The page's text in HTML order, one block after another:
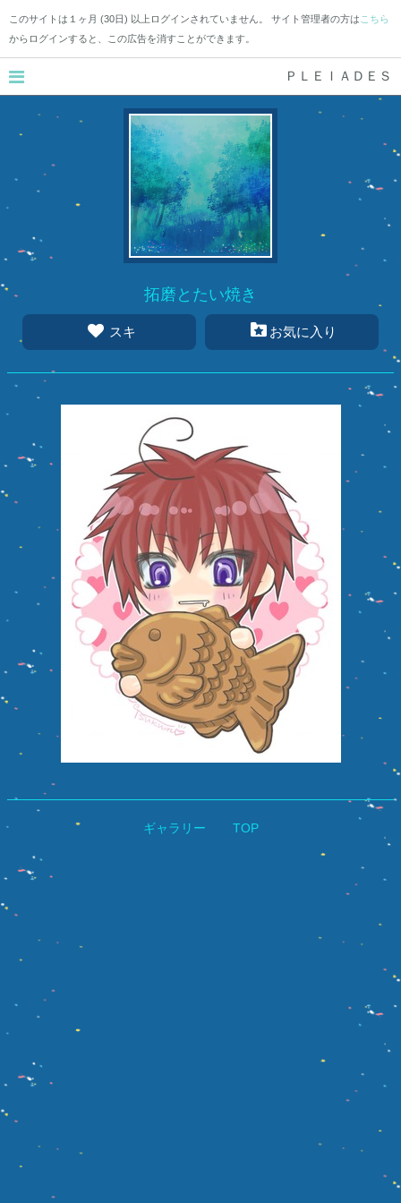
このサイトは１ヶ月 (30日) 以上ログインされていません。 サイト管理者の方は こちら
からログインすると、この広告を消すことができます。
ＰＬＥＩＡＤＥＳ
拓磨とたい焼き
スキ お気に入り
ギャラリー TOP